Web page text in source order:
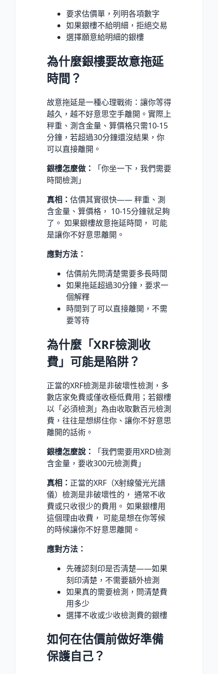
要求估價單，列明各項數字
如果銀樓不給明細，拒絕交易
選擇願意給明細的銀樓
為什麼銀樓要故意拖延
時間？
故意拖延是一種心理戰術：讓你等得
越久，越不好意思空手離開。實際上
秤重、測含金量、算價格只需10-15
分鐘，若超過30分鐘還沒結果，你
可以直接離開。
銀樓怎麼做：
「你坐一下，我們需要
時間檢測」
真相： 估價其實很快—— 秤重、測
含金量、算價格， 10-15分鐘就足夠
了。 如果銀樓故意拖延時間， 可能
是讓你不好意思離開。
應對方法：
估價前先問清楚需要多長時間
如果拖延超過30分鐘，要求一
個解釋
時間到了可以直接離開，不需
要等待
為什麼「XRF檢測收
費」可能是陷阱？
正當的XRF檢測是非破壞性檢測，多
數店家免費或僅收極低費用；若銀樓
以「必須檢測」為由收取數百元檢測
費，往往是想綁住你、讓你不好意思
離開的話術。
銀樓怎麼說：
「我們需要用XRD檢測
含金量，要收300元檢測費」
真相： 正當的XRF（X射線螢光光譜
儀）檢測是非破壞性的， 通常不收
費或只收很少的費用。 如果銀樓用
這個理由收費， 可能是想在你等候
的時候讓你不好意思離開。
應對方法：
先確認刻印是否清楚——如果
刻印清楚，不需要額外檢測
如果真的需要檢測，問清楚費
用多少
選擇不收或少收檢測費的銀樓
如何在估價前做好準備
保護自己？